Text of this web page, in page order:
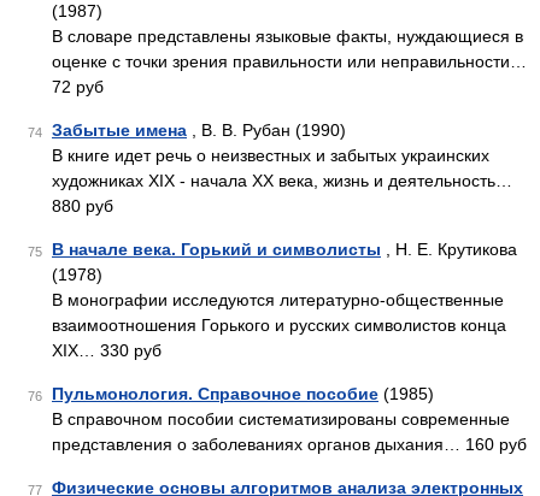
(1987)
В словаре представлены языковые факты, нуждающиеся в
оценке с точки зрения правильности или неправильности…
72 руб
74 Забытые имена , В. В. Рубан (1990)
В книге идет речь о неизвестных и забытых украинских
художниках XIX - начала XX века, жизнь и деятельность…
880 руб
75 В начале века. Горький и символисты , Н. Е. Крутикова
(1978)
В монографии исследуются литературно-общественные
взаимоотношения Горького и русских символистов конца
XIX… 330 руб
76 Пульмонология. Справочное пособие (1985)
В справочном пособии систематизированы современные
представления о заболеваниях органов дыхания… 160 руб
77
Физические основы алгоритмов анализа электронных